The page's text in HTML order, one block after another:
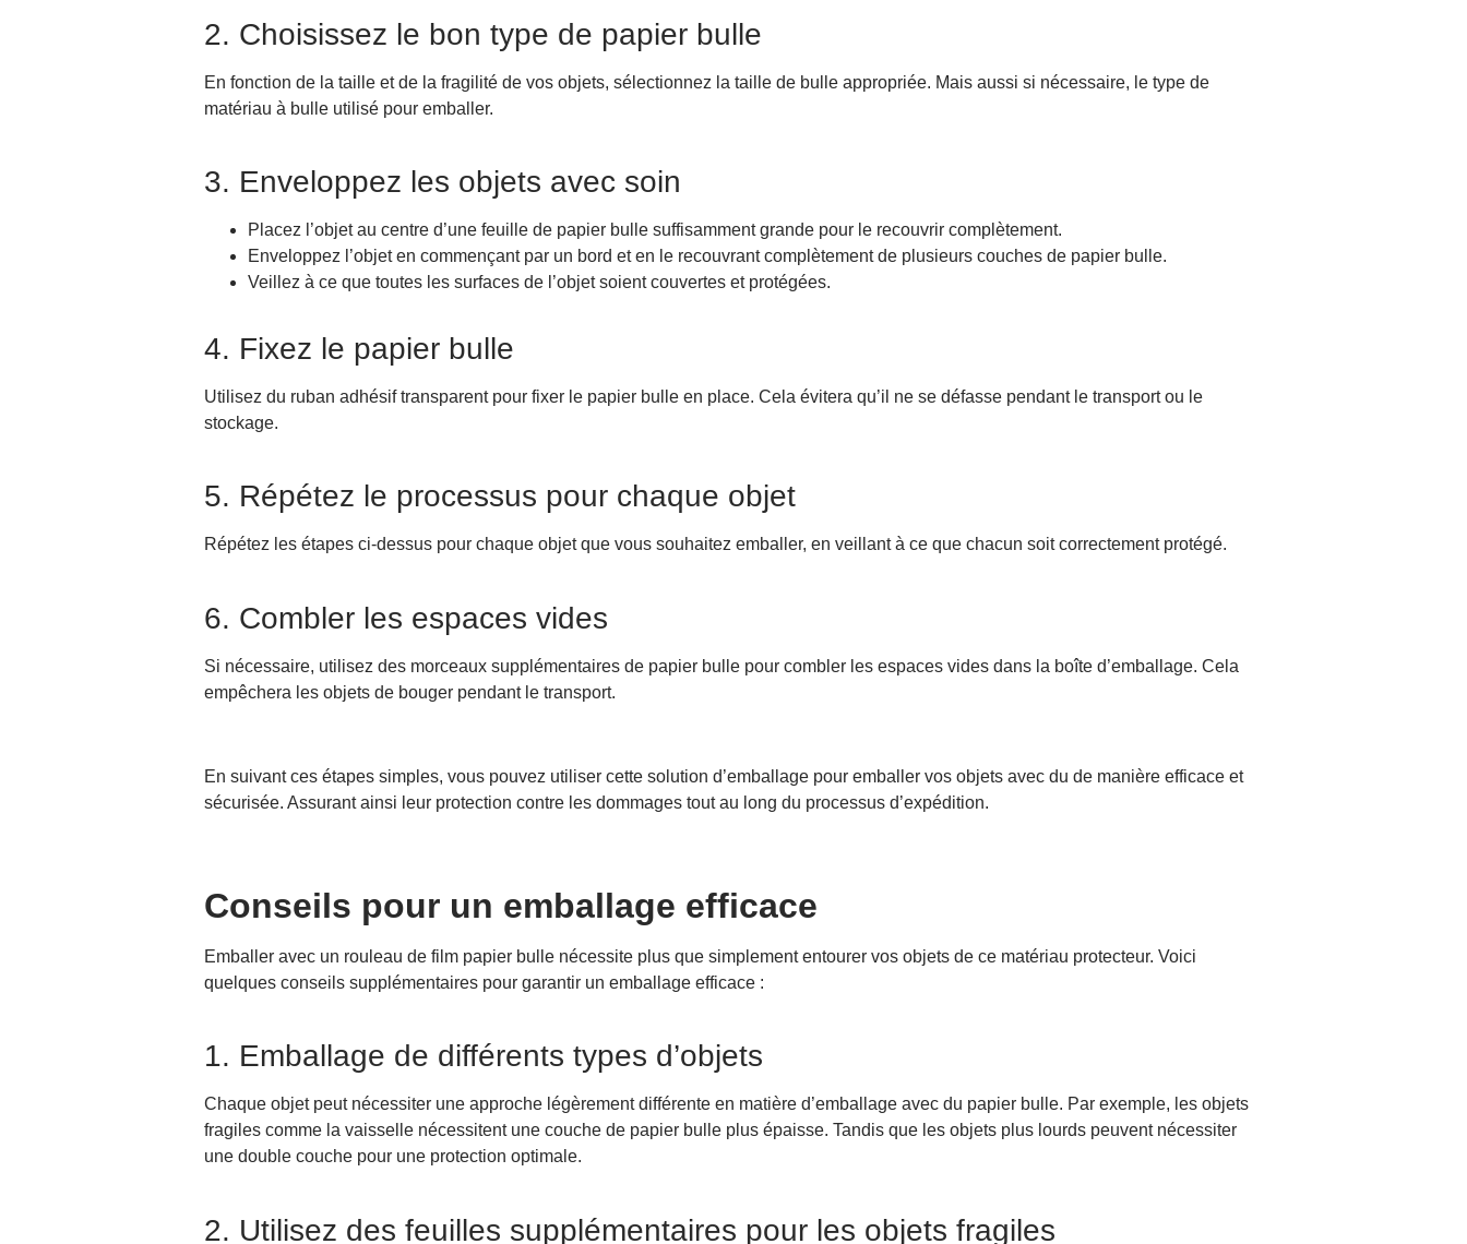
2. Choisissez le bon type de papier bulle
En fonction de la taille et de la fragilité de vos objets, sélectionnez la taille de bulle appropriée. Mais aussi si nécessaire, le type de
matériau à bulle utilisé pour emballer.
3. Enveloppez les objets avec soin
Placez l’objet au centre d’une feuille de papier bulle suffisamment grande pour le recouvrir complètement.
Enveloppez l’objet en commençant par un bord et en le recouvrant complètement de plusieurs couches de papier bulle.
Veillez à ce que toutes les surfaces de l’objet soient couvertes et protégées.
4. Fixez le papier bulle
Utilisez du ruban adhésif transparent pour fixer le papier bulle en place. Cela évitera qu’il ne se défasse pendant le transport ou le
stockage.
5. Répétez le processus pour chaque objet
Répétez les étapes ci-dessus pour chaque objet que vous souhaitez emballer, en veillant à ce que chacun soit correctement protégé.
6. Combler les espaces vides
Si nécessaire, utilisez des morceaux supplémentaires de papier bulle pour combler les espaces vides dans la boîte d’emballage. Cela
empêchera les objets de bouger pendant le transport.
En suivant ces étapes simples, vous pouvez utiliser cette solution d’emballage pour emballer vos objets avec du de manière efficace et
sécurisée. Assurant ainsi leur protection contre les dommages tout au long du processus d’expédition.
Conseils pour un emballage efficace
Emballer avec un rouleau de film papier bulle nécessite plus que simplement entourer vos objets de ce matériau protecteur. Voici
quelques conseils supplémentaires pour garantir un emballage efficace :
1. Emballage de différents types d’objets
Chaque objet peut nécessiter une approche légèrement différente en matière d’emballage avec du papier bulle. Par exemple, les objets
fragiles comme la vaisselle nécessitent une couche de papier bulle plus épaisse. Tandis que les objets plus lourds peuvent nécessiter
une double couche pour une protection optimale.
2. Utilisez des feuilles supplémentaires pour les objets fragiles